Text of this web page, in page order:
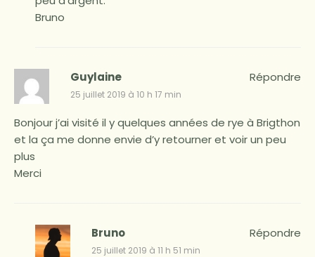
Bruno
Guylaine
25 juillet 2019 à 10 h 17 min
Bonjour j’ai visité il y quelques années de rye à Brigthon
et la ça me donne envie d’y retourner et voir un peu
plus
Merci
Répondre
Bruno
25 juillet 2019 à 11 h 51 min
Répondre